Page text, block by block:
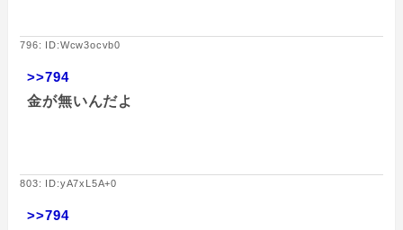
796: ID:Wcw3ocvb0
>>794
金が無いんだよ
803: ID:yA7xL5A+0
>>794